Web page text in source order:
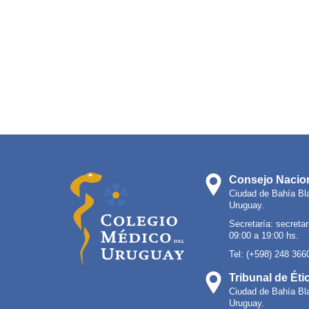
Consejo
Ciudad de Bahía
Uruguay.
Secretaría:
09:00 a 19:00 hs.
Tel: (+598) 248
Tribunal de
Ciudad de Bahía
Uruguay.